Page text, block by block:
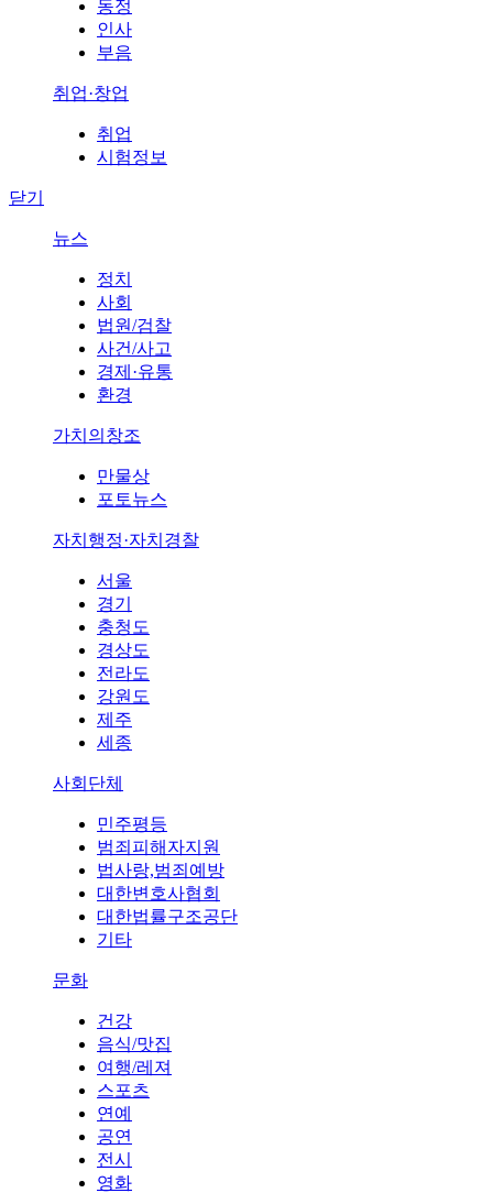
동정
인사
부음
취업·창업
취업
시험정보
닫기
뉴스
정치
사회
법원/검찰
사건/사고
경제·유통
환경
가치의창조
만물상
포토뉴스
자치행정·자치경찰
서울
경기
충청도
경상도
전라도
강원도
제주
세종
사회단체
민주평등
범죄피해자지원
법사랑,범죄예방
대한변호사협회
대한법률구조공단
기타
문화
건강
음식/맛집
여행/레져
스포츠
연예
공연
전시
영화